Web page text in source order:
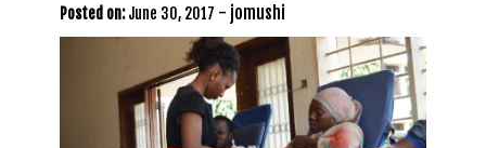
Posted on: June 30, 2017 - jomushi